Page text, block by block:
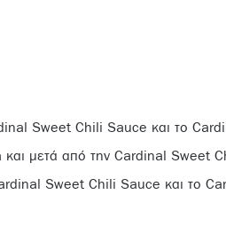
Sweet Chili Sauce και το
μετά από την Cardinal Sweet
Sweet Chili Sauce και το